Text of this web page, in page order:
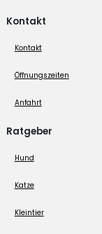
Kontakt
Kontakt
Öffnungszeiten
Anfahrt
Ratgeber
Hund
Katze
Kleintier